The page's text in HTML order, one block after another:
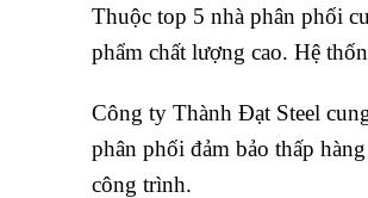
Thuộc top 5 nhà phân phối
phẩm chất lượng cao. Hệ
Công ty Thành Đạt Steel
phân phối đảm bảo thấp
công trình.